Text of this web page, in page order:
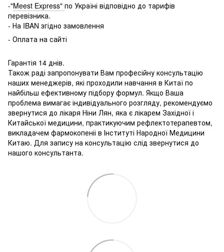
-"Meest Express" по Україні відповідно до тарифів
перевізника.
- На IBAN згідно замовлення
- Оплата на сайті
Гарантія 14 днів.
Також раді запропонувати Вам професійну консультацію
наших менеджерів, які проходили навчання в Китаї по
найбільш ефективному підбору формул. Якщо Ваша
проблема вимагає індивідуального розгляду, рекомендуємо
звернутися до лікаря Ніни Лян, яка є лікарем Західної і
Китайської медицини, практикуючим рефлектотерапевтом,
викладачем фармокопеніі в Інституті Народної Медицини
Китаю. Для запису на консультацію слід звернутися до
нашого консультанта.